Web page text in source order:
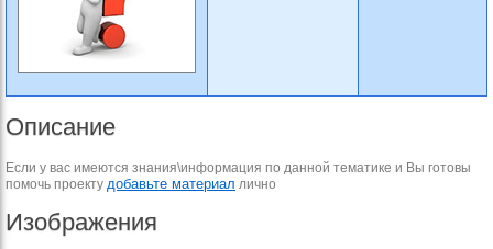
Описание
Если у вас имеются знания\информация по данной тематике и Вы готовы
помочь проекту добавьте материал лично
Изображения